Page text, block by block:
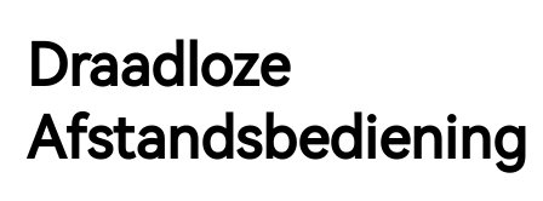
Draadloze
Afstandsbediening